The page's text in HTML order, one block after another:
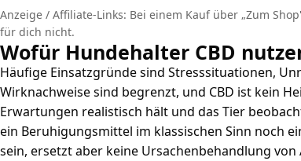
Anzeige / Affiliate-Links: Bei einem Kauf über „Zum
für dich nicht.
Wofür Hundehalter CBD
Häufige Einsatzgründe sind Stresssituationen,
Wirknachweise sind begrenzt, und CBD ist kein
Erwartungen realistisch hält und das Tier
ein Beruhigungsmittel im klassischen Sinn noch
sein, ersetzt aber keine Ursachenbehandlung